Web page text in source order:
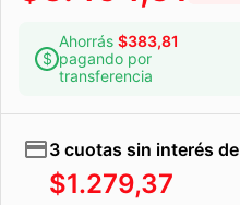
Ahorrás $383,81
pagando por
transferencia
3 cuotas sin interés de
$1.279,37